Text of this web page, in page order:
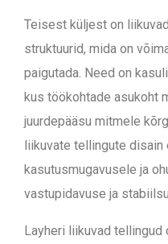
Teisest küljest on
struktuurid, mida on
paigutada. Need on
kus töökohtade asukoht
juurdepääsu mitmele
liikuvate tellingute disain
kasutusmugavusele ja
vastupidavuse ja
Layheri liikuvad